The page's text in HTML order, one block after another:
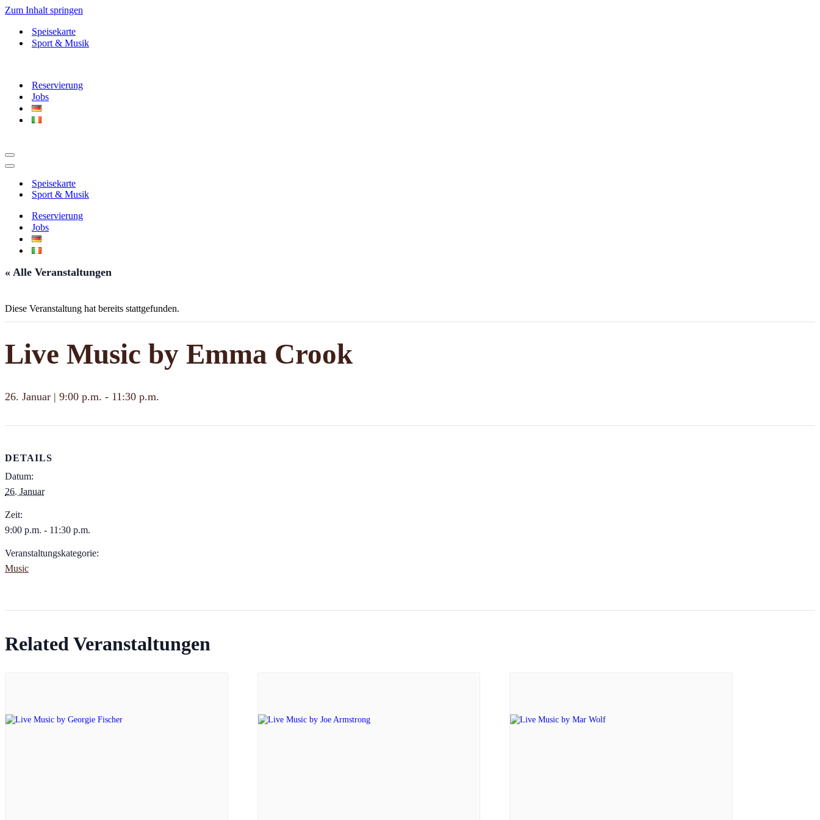
Zum Inhalt springen
Speisekarte
Sport & Musik
Reservierung
Jobs
Navigationsmenü
Navigationsmenü
Speisekarte
Sport & Musik
Reservierung
Jobs
« Alle Veranstaltungen
Diese Veranstaltung hat bereits stattgefunden.
Live Music by Emma Crook
26. Januar | 9:00 p.m. - 11:30 p.m.
DETAILS
Datum:
26. Januar
Zeit:
9:00 p.m. - 11:30 p.m.
Veranstaltungskategorie:
Music
Related Veranstaltungen